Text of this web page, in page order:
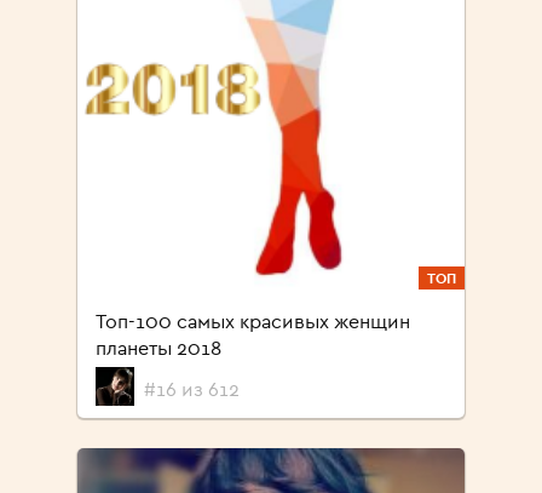
ТОП
Топ-100 самых красивых женщин
планеты 2018
#16 из 612